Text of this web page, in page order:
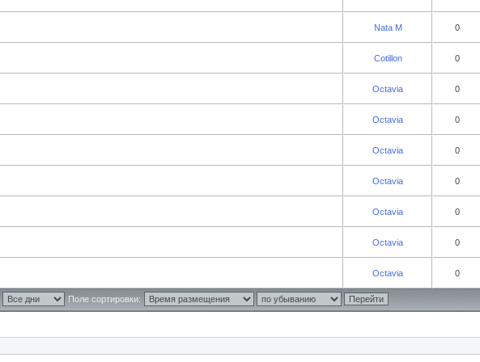
Nata M 0
Cotillon 0
Octavia 0
Octavia 0
Octavia 0
Octavia 0
Octavia 0
Octavia 0
Octavia 0
Поле сортировки: